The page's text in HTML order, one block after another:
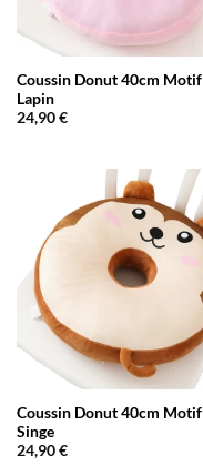
Coussin Donut 40cm Motif
Lapin
24,90€
Coussin Donut 40cm Motif
Singe
24,90€